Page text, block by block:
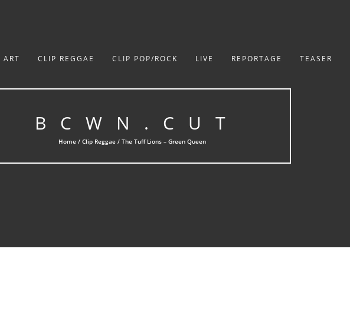
ART CLIP REGGAE CLIP POP/ROCK LIVE REPORTAGE TEASER
B C W N . C U T
Home / Clip Reggae / The Tuff Lions – Green Queen